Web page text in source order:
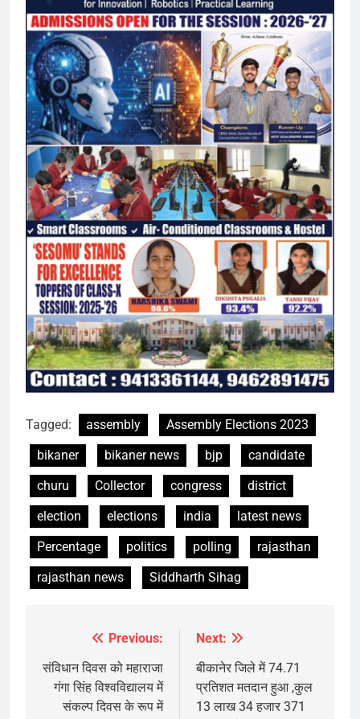
Tagged: assembly
Assembly Elections 2023
bikaner
bikaner news bjp
candidate
churu
Collector congress
district
election
elections india
latest news
Percentage
politics polling
rajasthan
rajasthan news
Siddharth Sihag
navigation
Previous:
संविधान दिवस को महाराजा
गंगा सिंह विश्वविद्यालय में
संकल्प दिवस के रूप में
Next:
बीकानेर जिले में 74.71
प्रतिशत मतदान हुआ ,कुल
13 लाख 34 हजार 371